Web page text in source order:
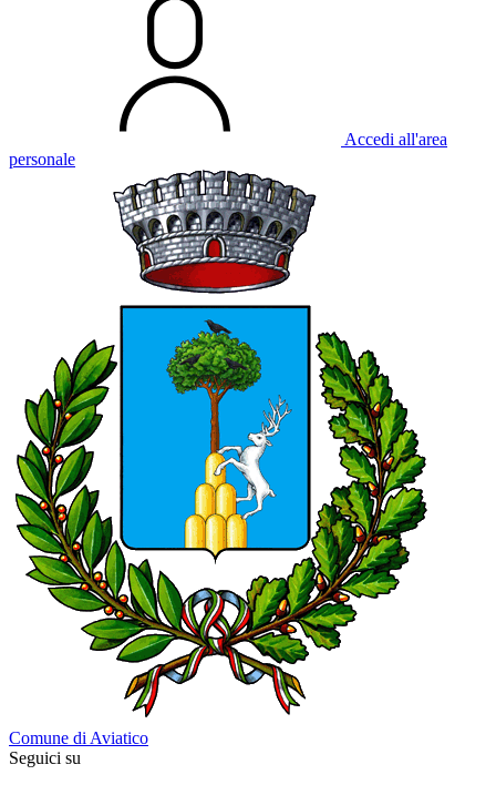
Accedi all'area
personale
Comune di Aviatico
Seguici su